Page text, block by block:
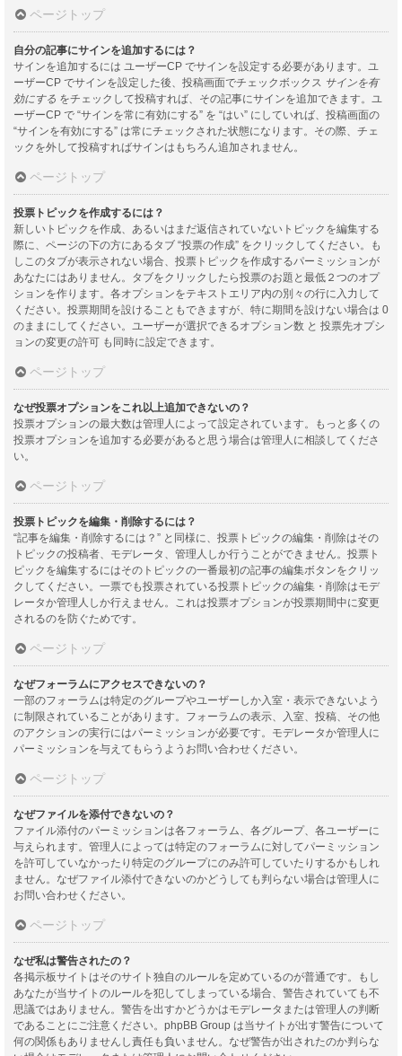
ページトップ
自分の記事にサインを追加するには？
サインを追加するには ユーザーCP でサインを設定する必要があります。ユ
ーザーCP でサインを設定した後、投稿画面でチェックボックス サインを有
効にする をチェックして投稿すれば、その記事にサインを追加できます。ユ
ーザーCP で “サインを常に有効にする” を “はい” にしていれば、投稿画面の
“サインを有効にする” は常にチェックされた状態になります。その際、チェ
ックを外して投稿すればサインはもちろん追加されません。
ページトップ
投票トピックを作成するには？
新しいトピックを作成、あるいはまだ返信されていないトピックを編集する
際に、ページの下の方にあるタブ “投票の作成” をクリックしてください。も
しこのタブが表示されない場合、投票トピックを作成するパーミッションが
あなたにはありません。タブをクリックしたら投票のお題と最低２つのオプ
ションを作ります。各オプションをテキストエリア内の別々の行に入力して
ください。投票期間を設けることもできますが、特に期間を設けない場合は 0
のままにしてください。ユーザーが選択できるオプション数 と 投票先オプシ
ョンの変更の許可 も同時に設定できます。
ページトップ
なぜ投票オプションをこれ以上追加できないの？
投票オプションの最大数は管理人によって設定されています。もっと多くの
投票オプションを追加する必要があると思う場合は管理人に相談してくださ
い。
ページトップ
投票トピックを編集・削除するには？
“記事を編集・削除するには？” と同様に、投票トピックの編集・削除はその
トピックの投稿者、モデレータ、管理人しか行うことができません。投票ト
ピックを編集するにはそのトピックの一番最初の記事の編集ボタンをクリッ
クしてください。一票でも投票されている投票トピックの編集・削除はモデ
レータか管理人しか行えません。これは投票オプションが投票期間中に変更
されるのを防ぐためです。
ページトップ
なぜフォーラムにアクセスできないの？
一部のフォーラムは特定のグループやユーザーしか入室・表示できないよう
に制限されていることがあります。フォーラムの表示、入室、投稿、その他
のアクションの実行にはパーミッションが必要です。モデレータか管理人に
パーミッションを与えてもらうようお問い合わせください。
ページトップ
なぜファイルを添付できないの？
ファイル添付のパーミッションは各フォーラム、各グループ、各ユーザーに
与えられます。管理人によっては特定のフォーラムに対してパーミッション
を許可していなかったり特定のグループにのみ許可していたりするかもしれ
ません。なぜファイル添付できないのかどうしても判らない場合は管理人に
お問い合わせください。
ページトップ
なぜ私は警告されたの？
各掲示板サイトはそのサイト独自のルールを定めているのが普通です。もし
あなたが当サイトのルールを犯してしまっている場合、警告されていても不
思議ではありません。警告を出すかどうかはモデレータまたは管理人の判断
であることにご注意ください。phpBB Group は当サイトが出す警告について
何の関係もありませんし責任も負いません。なぜ警告が出されたのか判らな